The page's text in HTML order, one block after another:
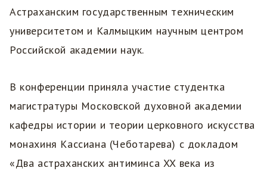
Астраханским государственным техническим
университетом и Калмыцким научным центром
Российской академии наук.
В конференции приняла участие студентка
магистратуры Московской духовной академии
кафедры истории и теории церковного искусства
монахиня Кассиана (Чеботарева) с докладом
«Два астраханских антиминса XX века из